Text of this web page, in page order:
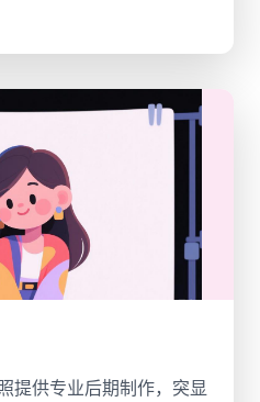
提供专业后期制作，突显